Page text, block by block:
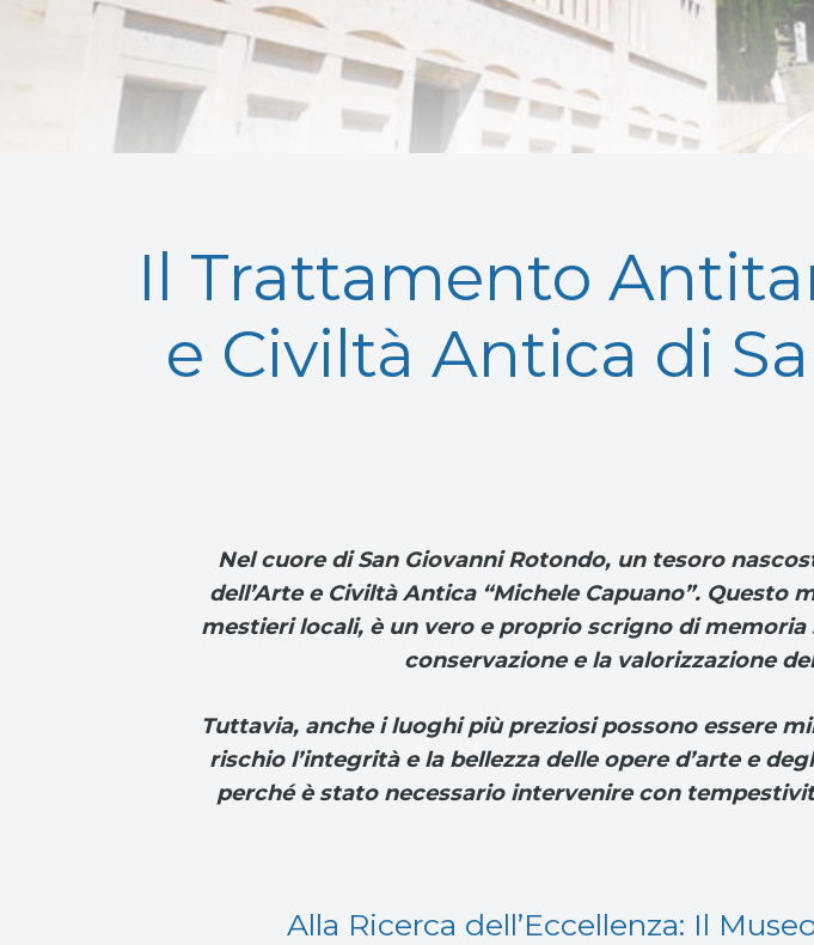
Il Trattamento
e Civiltà Antica di
Nel cuore di San Giovanni Rotondo, un tesoro
dell’Arte e Civiltà Antica “Michele Capuano”.
mestieri locali, è un vero e proprio scrigno di
conservazione e la valorizzazione
Tuttavia, anche i luoghi più preziosi possono essere
rischio l’integrità e la bellezza delle opere d’arte e
perché è stato necessario intervenire con
Alla Ricerca dell’Eccellenza: Il